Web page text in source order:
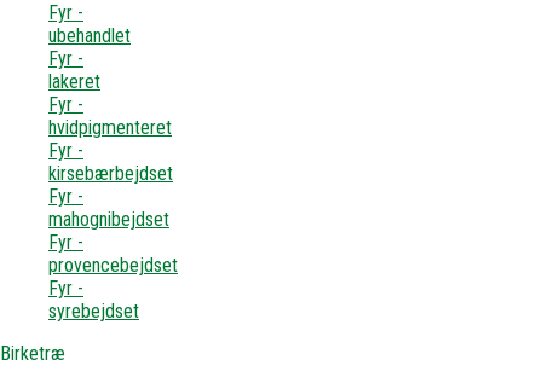
Fyr -
ubehandlet
Fyr -
lakeret
Fyr -
hvidpigmenteret
Fyr -
kirsebærbejdset
Fyr -
mahognibejdset
Fyr -
provencebejdset
Fyr -
syrebejdset
Birketræ